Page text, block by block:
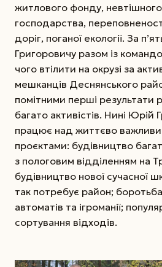
житлового фонду,
господарства,
доріг, поганої екології. За
Григоровичу разом із
чого втілити на окрузі за
мешканців Деснянського
помітними перші результати
багато активістів. Нині Юрій
працює над життєво
проєктами: будівництво
з пологовим відділенням на
будівництво нової сучасної
так потребує район;
автоматів та ігроманії;
сортування відходів.